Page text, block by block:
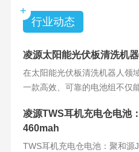
+
行业动态
凌源太阳能光伏板清洗机
在太阳能光伏板清洗机器人领
一款高效、可靠的电池组不仅
凌源TWS耳机充电仓电池
460mah
TWS耳机充电仓电池：聚和源